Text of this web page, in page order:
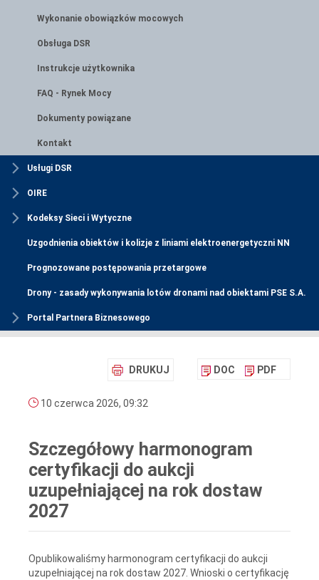
Wykonanie obowiązków mocowych
Obsługa DSR
Instrukcje użytkownika
FAQ - Rynek Mocy
Dokumenty powiązane
Kontakt
Usługi DSR
OIRE
Kodeksy Sieci i Wytyczne
Uzgodnienia obiektów i kolizje z liniami elektroenergetyczni NN
Prognozowane postępowania przetargowe
Drony - zasady wykonywania lotów dronami nad obiektami PSE S.A.
Portal Partnera Biznesowego
DRUKUJ DOC PDF
10 czerwca 2026, 09:32
Szczegółowy harmonogram
certyfikacji do aukcji
uzupełniającej na rok dostaw
2027
Opublikowaliśmy harmonogram certyfikacji do aukcji
uzupełniającej na rok dostaw 2027. Wnioski o certyfikację